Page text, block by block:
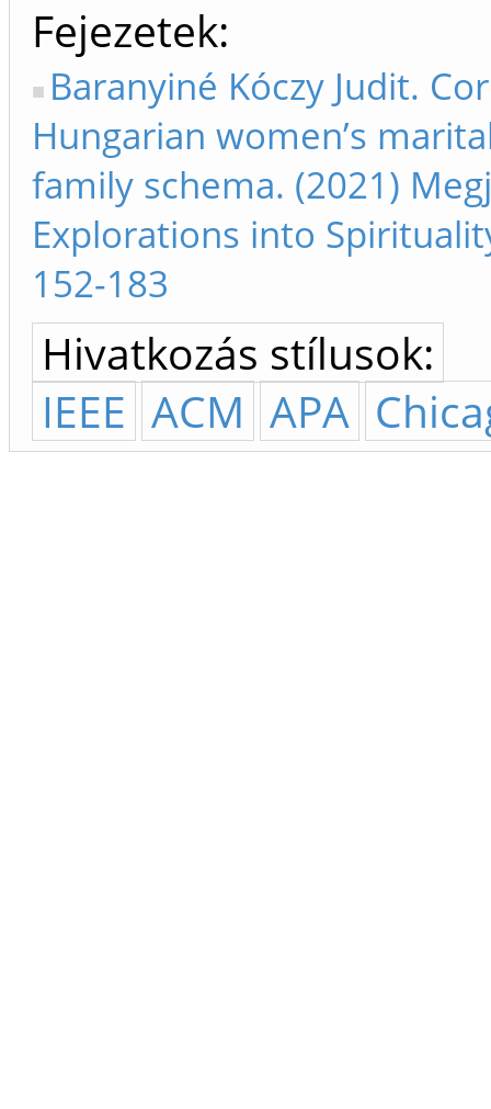
Fejezetek
Baranyiné Kóczy Judit.
Hungarian women’s
family schema. (2021)
Explorations into
152-183
Hivatkozás stílusok:
IEEE ACM APA